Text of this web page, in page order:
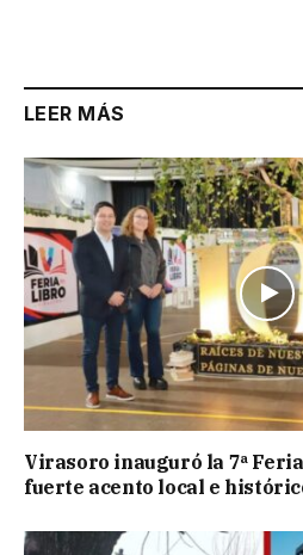
LEER MÁS
Virasoro inauguró la 7ª
fuerte acento local e